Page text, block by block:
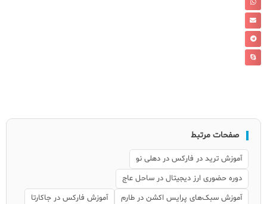
صفحات مرتبط
آموزش ترید در فارکس در دهلی نو
دوره حضوری ارز دیجیتال در ساحل عاج
آموزش سبک‌های پرایس اکشن در طارم
آموزش فارکس در جاکارتا